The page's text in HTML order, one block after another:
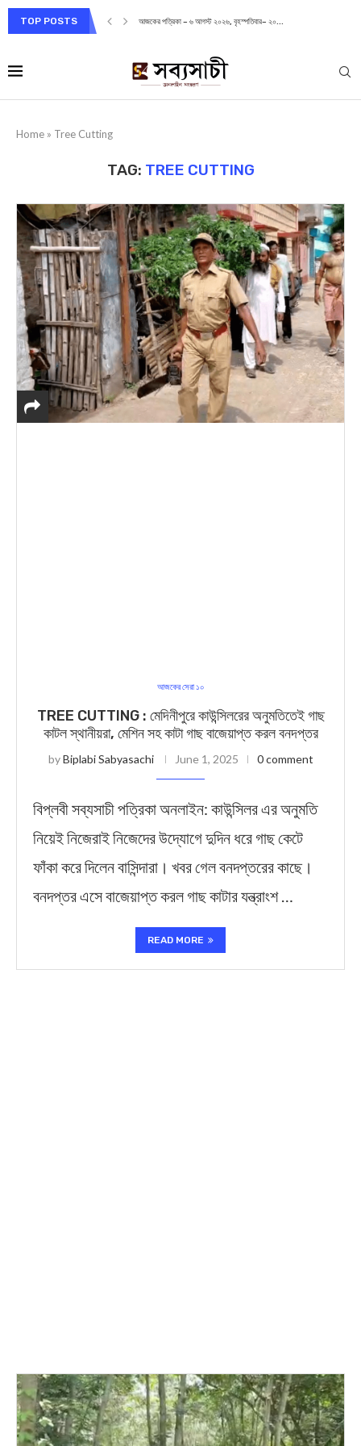
TOP POSTS আজকের পত্রিকা – ৬ আগস্ট ২০২৬, বৃহস্পতিবার– ২০...
Home » Tree Cutting
TAG: TREE CUTTING
আজকের সেরা ১০
TREE CUTTING : মেদিনীপুরে কাউন্সিলরের অনুমতিতেই গাছ
কাটল স্থানীয়রা, মেশিন সহ কাটা গাছ বাজেয়াপ্ত করল বনদপ্তর
byBiplabi Sabyasachi June 1, 2025 0 comment
বিপ্লবী সব্যসাচী পত্রিকা অনলাইন: কাউন্সিলর এর অনুমতি
নিয়েই নিজেরাই নিজেদের উদ্যোগে দুদিন ধরে গাছ কেটে
ফাঁকা করে দিলেন বাসিন্দারা। খবর গেল বনদপ্তরের কাছে।
বনদপ্তর এসে বাজেয়াপ্ত করল গাছ কাটার যন্ত্রাংশ …
READ MORE